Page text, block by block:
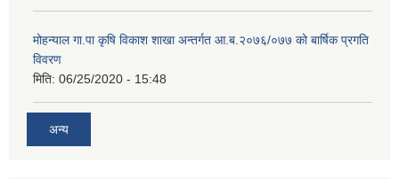
मोहन्याल गा.पा कृषि विकाश शाखा अन्तर्गत आ.ब.२०७६/०७७ को बार्षिक प्रगति
विवरण
मिति: 06/25/2020 - 15:48
अन्य